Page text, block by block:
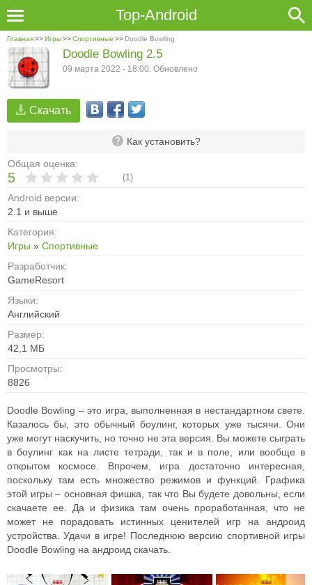
Top-Android
Главная>>Игры>>Спортивные >> Doodle Bowling
Скачать
Как установить?
Общая оценка:
5 (1)
Android версии:
2.1 и выше
Категория:
Игры » Спортивные
Разработчик:
GameResort
Языки:
Английский
Размер:
42,1 МБ
Просмотры:
8826
Doodle Bowling 2.5
09 марта 2022 - 18:00. Обновлено
Doodle Bowling – это игра, выполненная в нестандартном свете.
Казалось бы, это обычный боулинг, которых уже тысячи. Они
уже могут наскучить, но точно не эта версия. Вы можете сыграть
в боулинг как на листе тетради, так и в поле, или вообще в
открытом космосе. Впрочем, игра достаточно интересная,
поскольку там есть множество режимов и функций. Графика
этой игры – основная фишка, так что Вы будете довольны, если
скачаете ее. Да и физика там очень проработанная, что не
может не порадовать истинных ценителей игр на андроид
устройства. Удачи в игре! Последнюю версию спортивной игры
Doodle Bowling на андроид скачать.